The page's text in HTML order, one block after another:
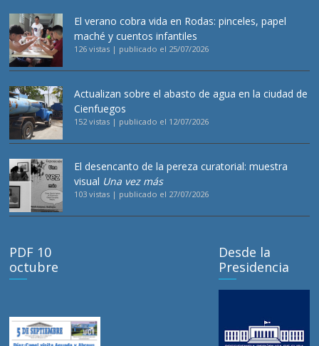
El verano cobra vida en Rodas: pinceles, papel
maché y cuentos infantiles
126 vistas | publicado el 25/07/2026
Actualizan sobre el abasto de agua en la ciudad de
Cienfuegos
152 vistas | publicado el 12/07/2026
El desencanto de la pereza curatorial: muestra
visual Una vez más
103 vistas | publicado el 27/07/2026
PDF 10
octubre
Desde la
Presidencia